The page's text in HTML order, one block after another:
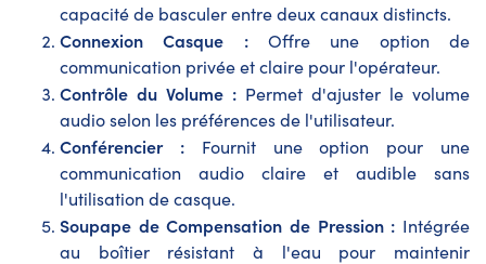
capacité de basculer entre deux canaux distincts.
Connexion Casque :Offre une option de
communication privée et claire pour l'opérateur.
Contrôle du Volume : Permet d'ajuster le volume
audio selon les préférences de l'utilisateur.
Conférencier :Fournit une option pour une
communication audio claire et audible sans
l'utilisation de casque.
Soupape de Compensation de Pression : Intégrée
au boîtier résistant à l'eau pour maintenir